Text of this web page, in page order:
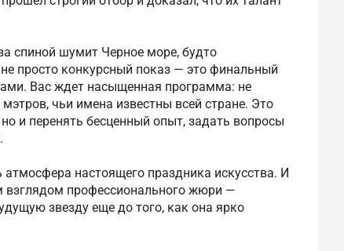
спиной шумит Черное море, будто
просто конкурсный показ — это финальный
Вас ждет насыщенная программа: не
чьи имена известны всей стране. Это
и перенять бесценный опыт, задать вопросы
настоящего праздника искусства. И
взглядом профессионального жюри —
звезду еще до того, как она ярко